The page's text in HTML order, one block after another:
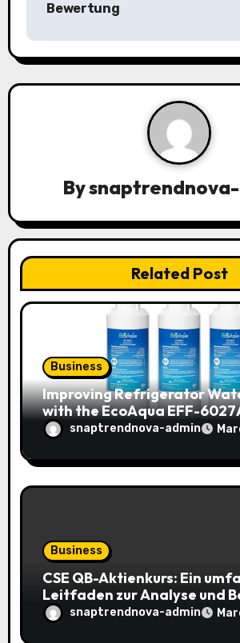
a
v
i
o
n
Bewertung
By
Related Post
Business
Improving Refrigerator
with the EcoAqua EFF-
Replacement Filter
snaptrendnova-admin
Business
CSE QB-Aktienkurs: Ein
Leitfaden zur Analyse und
snaptrendnova-admin